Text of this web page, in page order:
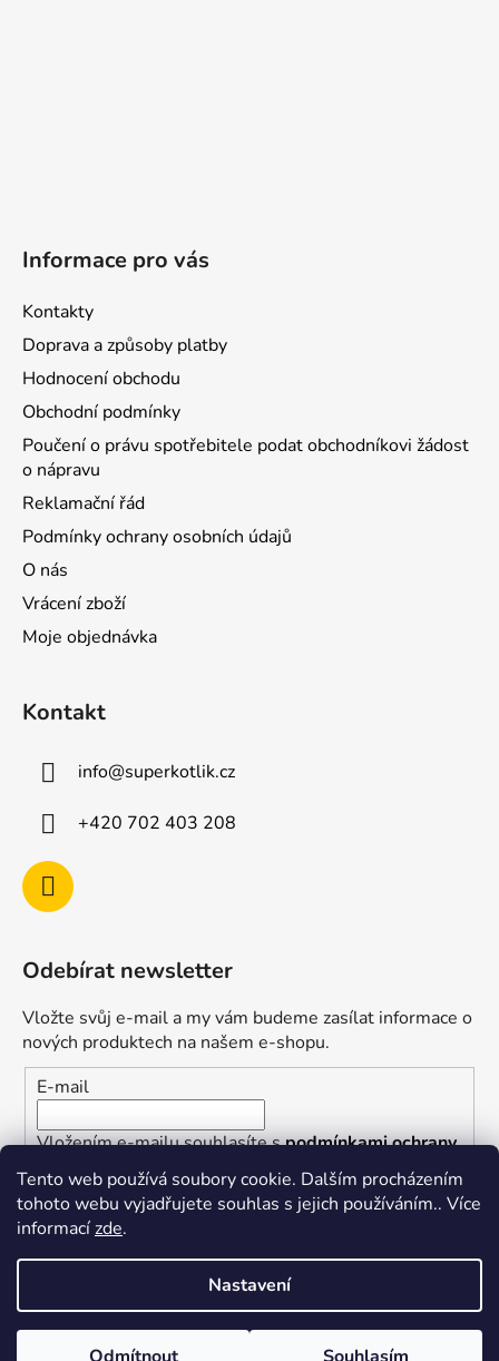
Tento web používá soubory cookie. Dalším procházením
tohoto webu vyjadřujete souhlas s jejich používáním.. Více
informacízde.
Nastavení
Informace pro vás
Kontakty
Doprava a způsoby platby
Hodnocení obchodu
Obchodní podmínky
Poučení o právu spotřebitele podat obchodníkovi žádost
o nápravu
Reklamační řád
Podmínky ochrany osobních údajů
O nás
Vrácení zboží
Moje objednávka
Kontakt
info@superkotlik.cz
+420 702 403 208
Odebírat newsletter
Vložte svůj e-mail a my vám budeme zasílat informace o
nových produktech na našem e-shopu.
E-mail
Vložením e-mailu souhlasíte spodmínkami ochrany
osobních údajů
PŘIHLÁSIT SE
Vytvořil Shoptet